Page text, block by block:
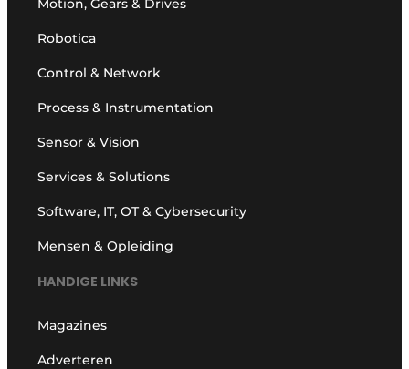
Motion, Gears & Drives
Robotica
Control & Network
Process & Instrumentation
Sensor & Vision
Services & Solutions
Software, IT, OT & Cybersecurity
Mensen & Opleiding
HANDIGE LINKS
Magazines
Adverteren